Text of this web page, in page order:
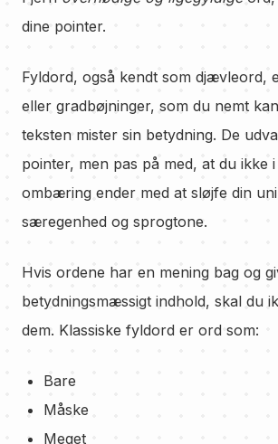
dine pointer.
Fyldord, også kendt som djævleord,
eller gradbøjninger, som du nemt
teksten mister sin betydning. De
pointer, men pas på med, at du ikke i
ombæring ender med at sløjfe din
særegenhed og sprogtone.
Hvis ordene har en mening bag og
betydningsmæssigt indhold, skal du
dem. Klassiske fyldord er ord som:
Bare
Måske
Meget